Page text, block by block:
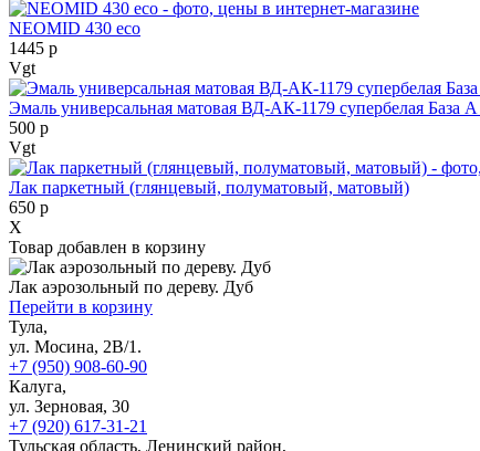
NEOMID 430 eco
1445 р
Vgt
Эмаль универсальная матовая ВД-АК-1179 супербелая База
500 р
Vgt
Лак паркетный (глянцевый, полуматовый, матовый)
650 р
X
Товар добавлен в корзину
Лак аэрозольный по дереву. Дуб
Перейти в корзину
Тула,
ул. Мосина, 2В/1.
+7 (950) 908-60-90
Калуга,
ул. Зерновая, 30
+7 (920) 617-31-21
Тульская область, Ленинский район,